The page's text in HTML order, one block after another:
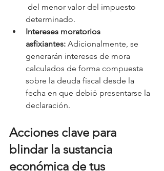
del menor valor del impuesto
determinado.
Intereses moratorios
asfixiantes: Adicionalmente, se
generarán intereses de mora
calculados de forma compuesta
sobre la deuda fiscal desde la
fecha en que debió presentarse la
declaración.
Acciones clave para
blindar la sustancia
económica de tus